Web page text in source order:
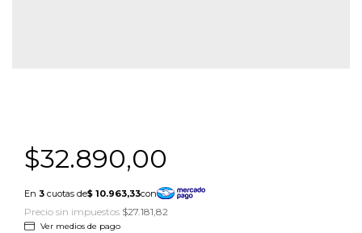
$32.890,00
Precio sin impuestos $27.181,82
Ver medios de pago